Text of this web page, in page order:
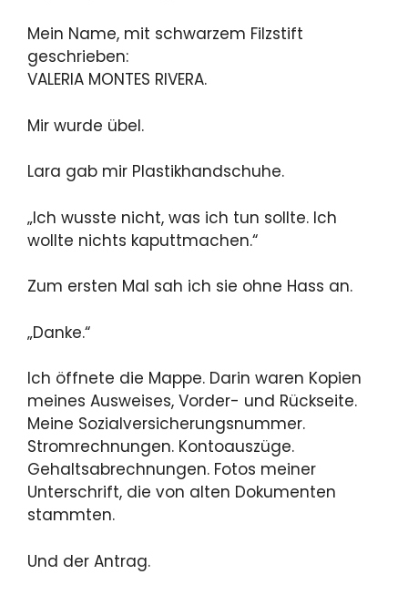
Mein Name, mit schwarzem Filzstift
geschrieben:
VALERIA MONTES RIVERA.
Mir wurde übel.
Lara gab mir Plastikhandschuhe.
„Ich wusste nicht, was ich tun sollte. Ich
wollte nichts kaputtmachen.“
Zum ersten Mal sah ich sie ohne Hass an.
„Danke.“
Ich öffnete die Mappe. Darin waren Kopien
meines Ausweises, Vorder- und Rückseite.
Meine Sozialversicherungsnummer.
Stromrechnungen. Kontoauszüge.
Gehaltsabrechnungen. Fotos meiner
Unterschrift, die von alten Dokumenten
stammten.
Und der Antrag.